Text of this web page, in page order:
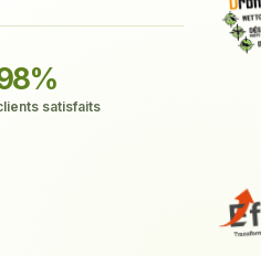
satisfaits